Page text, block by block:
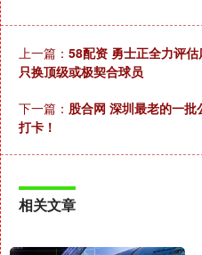
上一篇： 58配资 勇士正全力评
只换顶级或极契合球员
下一篇： 股合网 深圳最老的一
打卡！
相关文章